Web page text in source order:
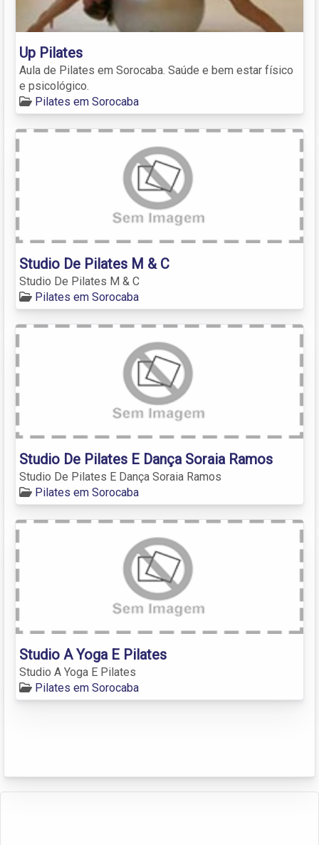
Up Pilates
Aula de Pilates em Sorocaba. Saúde e bem estar físico
e psicológico.
Pilates em Sorocaba
Studio De Pilates M & C
Studio De Pilates M & C
Pilates em Sorocaba
Studio De Pilates E Dança Soraia Ramos
Studio De Pilates E Dança Soraia Ramos
Pilates em Sorocaba
Studio A Yoga E Pilates
Studio A Yoga E Pilates
Pilates em Sorocaba